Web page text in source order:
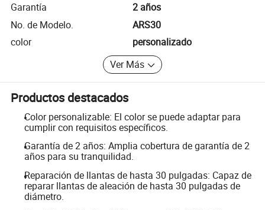
Garantía
2 años
No. de Modelo.
ARS30
color
personalizado
Ver Más
Productos destacados
Color personalizable: El color se puede adaptar para
cumplir con requisitos específicos.
Garantía de 2 años: Amplia cobertura de garantía de 2
años para su tranquilidad.
Reparación de llantas de hasta 30 pulgadas: Capaz de
reparar llantas de aleación de hasta 30 pulgadas de
diámetro.